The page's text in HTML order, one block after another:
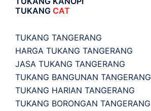
TUKANG CAT
TUKANG TANGERANG
HARGA TUKANG TANGERANG
JASA TUKANG TANGERANG
TUKANG BANGUNAN TANGERANG
TUKANG HARIAN TANGERANG
TUKANG BORONGAN TANGERANG